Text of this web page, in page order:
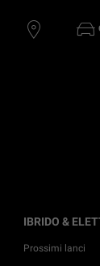
IBRIDO &
Prossimi lanci